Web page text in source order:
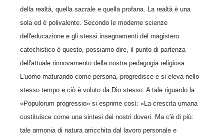
della realtà, quella sacrale e quella profana. La realtà è una
sola ed è polivalente. Secondo le moderne scienze
dell'educazione e gli stessi insegnamenti del magistero
catechistico è questo, possiamo dire, il punto di partenza
dell'attuale rinnovamento della nostra pedagogia religiosa.
L'uomo maturando come persona, progredisce e si eleva nello
stesso tempo e ciò è voluto da Dio stesso. A tale riguardo la
«Populorum progressio» si esprime così: «La crescita umana
costituisce come una sintesi dei nostri doveri. Ma c'è di più:
tale armonia di natura arricchita dal lavoro personale e